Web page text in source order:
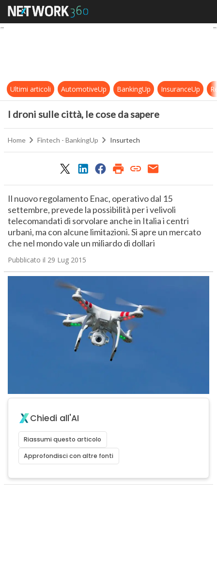
I droni sulle città, le cose da sapere
Ultimi articoli AutomotiveUp BankingUp InsuranceUp
I droni sulle città, le cose da sapere
Home Fintech - BankingUp Insurtech
Il nuovo regolamento Enac, operativo dal 15
settembre, prevede la possibilità per i velivoli
telecomandati di sorvolare anche in Italia i centri
urbani, ma con alcune limitazioni. Si apre un mercato
che nel mondo vale un miliardo di dollari
Pubblicato il 29 Lug 2015
Chiedi all'AI
Riassumi questo articolo
Approfondisci con altre fonti